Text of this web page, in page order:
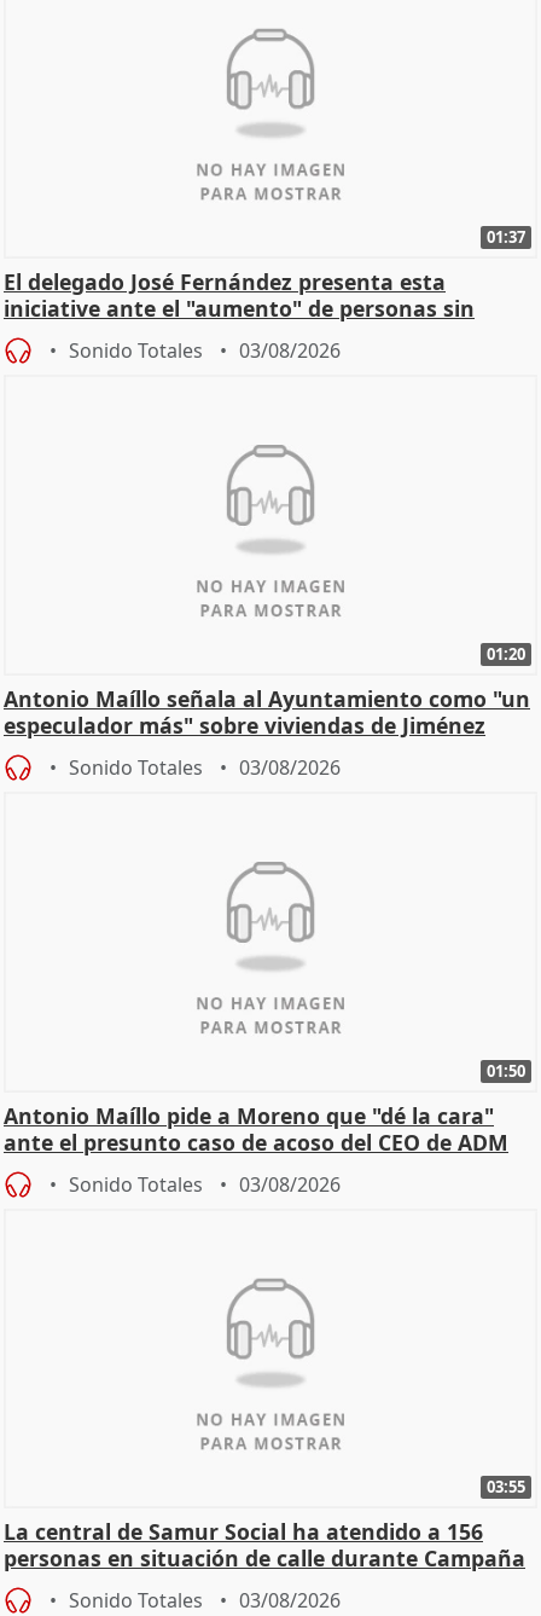
01:37
El delegado José Fernández presenta esta
iniciative ante el "aumento" de personas sin
hogar en Madri
Sonido Totales 03/08/2026
01:20
Antonio Maíllo señala al Ayuntamiento como "un
especulador más" sobre viviendas de Jiménez
Becerril
Sonido Totales 03/08/2026
01:50
Antonio Maíllo pide a Moreno que "dé la cara"
ante el presunto caso de acoso del CEO de ADM
Sonido Totales 03/08/2026
03:55
La central de Samur Social ha atendido a 156
personas en situación de calle durante Campaña
de Calor
Sonido Totales 03/08/2026